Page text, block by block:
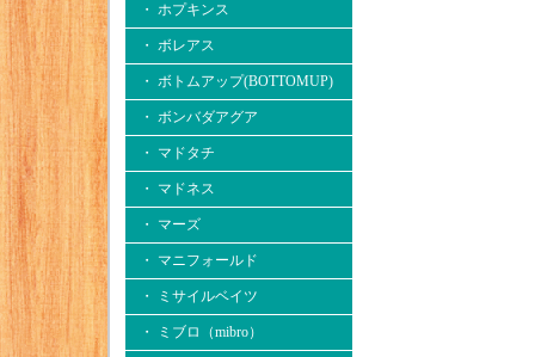
・ ホプキンス
・ ボレアス
・ ボトムアップ(BOTTOMUP)
・ ボンバダアグア
・ マドタチ
・ マドネス
・ マーズ
・ マニフォールド
・ ミサイルベイツ
・ ミブロ（mibro）